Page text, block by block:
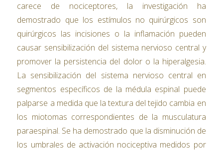
carece de nociceptores, la investigación ha
demostrado que los estímulos no quirúrgicos son
quirúrgicos las incisiones o la inflamación pueden
causar sensibilización del sistema nervioso central y
promover la persistencia del dolor o la hiperalgesia.
La sensibilización del sistema nervioso central en
segmentos específicos de la médula espinal puede
palparse a medida que la textura del tejido cambia en
los miotomas correspondientes de la musculatura
paraespinal. Se ha demostrado que la disminución de
los umbrales de activación nociceptiva medidos por